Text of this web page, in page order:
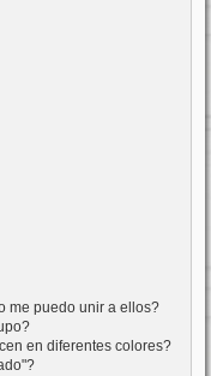
me puedo unir a ellos?
en diferentes colores?